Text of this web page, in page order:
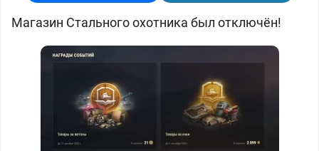
Магазин Стального охотника был отключён!